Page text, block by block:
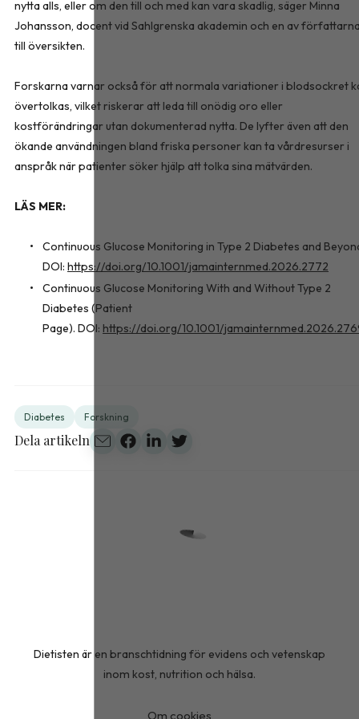
nytta alls, eller om den till och med kan vara skadlig, säger Minna
Johansson, docent vid Sahlgrenska akademin och en av
till översikten.
Forskarna varnar också för att normala variationer i blodsockret
övertolkas, vilket riskerar att leda till onödig oro eller
kostförändringar utan dokumenterad nytta. De lyfter även att den
ökande användningen bland friska personer kan ta vårdresurser i
anspråk när patienter söker hjälp att tolka sina mätvärden.
LÄS MER:
Continuous Glucose Monitoring in Type 2 Diabetes and
DOI: https://doi.org/10.1001/jamainternmed.2026.2772
Continuous Glucose Monitoring With and Without Type 2
Diabetes (Patient
Page). DOI: https://doi.org/10.1001/
Diabetes Forskning
Dela artikeln
Dietisten är en branschtidning för evidens och vetenskap
inom kost, nutrition och hälsa.
Om cookies